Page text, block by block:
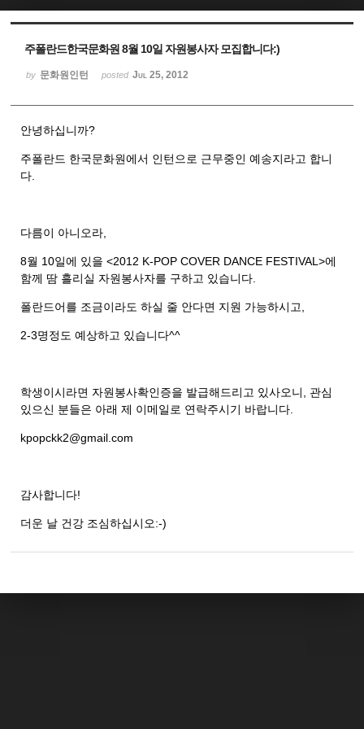
주폴란드한국문화원 8월 10일 자원봉사자 모집합니다:)
by 문화원인턴 posted Jul 25, 2012
안녕하십니까?
주폴란드 한국문화원에서 인턴으로 근무중인 예송지라고 합니
다.
다름이 아니오라,
8월 10일에 있을 <2012 K-POP COVER DANCE FESTIVAL>에
함께 땀 흘리실 자원봉사자를 구하고 있습니다.
폴란드어를 조금이라도 하실 줄 안다면 지원 가능하시고,
2-3명정도 예상하고 있습니다^^
학생이시라면 자원봉사확인증을 발급해드리고 있사오니, 관심
있으신 분들은 아래 제 이메일로 연락주시기 바랍니다.
kpopckk2@gmail.com
감사합니다!
더운 날 건강 조심하십시오:-)
Sketchbook5, 스케치북5